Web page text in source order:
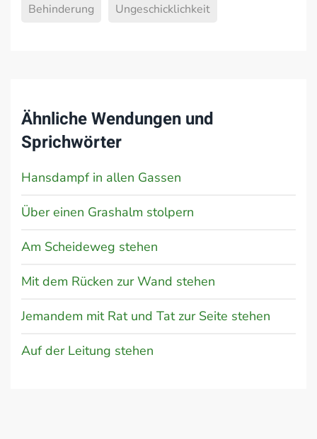
Behinderung Ungeschicklichkeit
Ähnliche Wendungen und
Sprichwörter
Hansdampf in allen Gassen
Über einen Grashalm stolpern
Am Scheideweg stehen
Mit dem Rücken zur Wand stehen
Jemandem mit Rat und Tat zur Seite stehen
Auf der Leitung stehen